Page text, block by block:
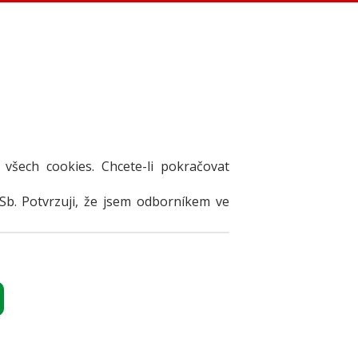
cookies. Chcete-li pokračovat
Potvrzuji, že jsem odborníkem ve